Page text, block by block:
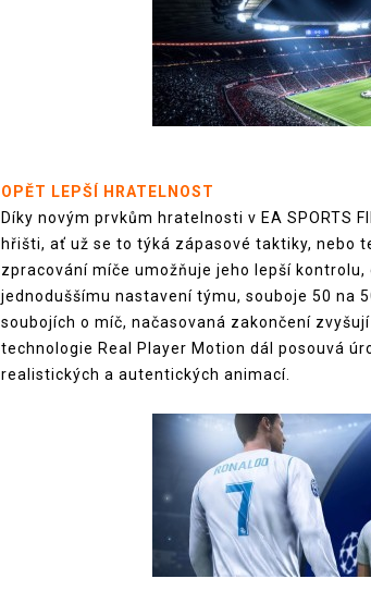
OPĚT LEPŠÍ HRATELNOST
Díky novým prvkům hratelnosti v EA SPORTS
hřišti, ať už se to týká zápasové taktiky, nebo
zpracování míče umožňuje jeho lepší
jednoduššímu nastavení týmu, souboje 50 na
soubojích o míč, načasovaná zakončení
technologie Real Player Motion dál posouvá
realistických a autentických animací.